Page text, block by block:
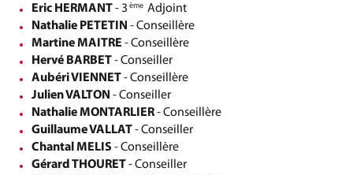
Eric HERMANT- 3 ème Adjoint
Nathalie PETETIN - Conseillère
Martine MAITRE - Conseillère
Hervé BARBET- Conseiller
Aubéri VIENNET- Conseillère
Julien VALTON - Conseiller
Nathalie MONTARLIER- Conseillère
Guillaume VALLAT- Conseiller
Chantal MELIS - Conseillère
Gérard THOURET- Conseiller